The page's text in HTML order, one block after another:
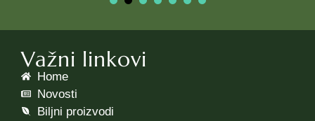
Važni linkovi
Home
Novosti
Biljni proizvodi